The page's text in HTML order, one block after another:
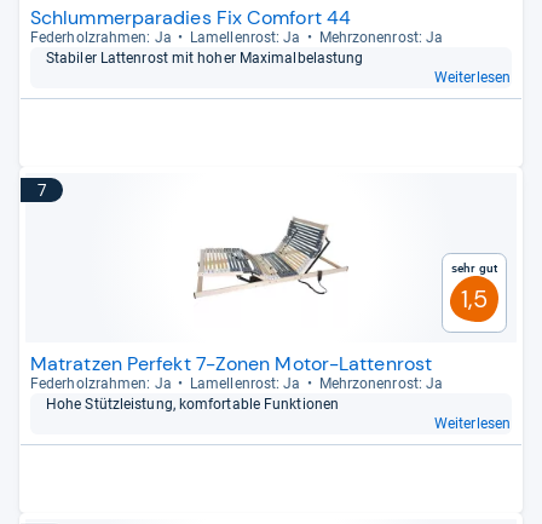
Schlummerparadies Fix Comfort 44
Feder­holz­rah­men: Ja Lamel­len­rost: Ja
Mehr­zo­nen­rost: Ja
Sta­bi­ler Lat­ten­rost mit hoher Maxi­mal­be­las­tung
Weiterlesen
7
Sehr gut
1,5
Matratzen Perfekt 7-Zonen Motor-Lattenrost
Feder­holz­rah­men: Ja Lamel­len­rost: Ja
Mehr­zo­nen­rost: Ja
Hohe Stütz­leis­tung, kom­for­ta­ble Funk­tio­nen
Weiterlesen